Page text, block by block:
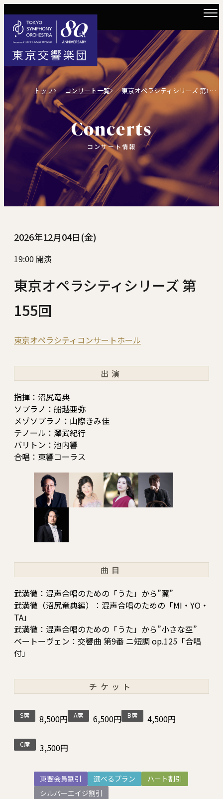
トップ コンサート一覧 東京オペラシティシリーズ 第155回
Concerts
コンサート情報
2026年12月04日(金)
19:00 開演
東京オペラシティシリーズ 第
155回
東京オペラシティコンサートホール
出演
指揮：沼尻竜典
ソプラノ：船越亜弥
メゾソプラノ：山際きみ佳
テノール：澤武紀行
バリトン：池内響
合唱：東響コーラス
曲目
武満徹：混声合唱のための「うた」から”翼”
武満徹（沼尻竜典編）：混声合唱のための「MI・YO・
TA」
武満徹：混声合唱のための「うた」から”小さな空”
ベートーヴェン：交響曲 第9番 ニ短調 op.125「合唱
付」
チケット
S席 8,500円 A席 6,500円 B席 4,500円
C席 3,500円
東響会員割引 選べるプラン
ハート割引
シルバーエイジ割引